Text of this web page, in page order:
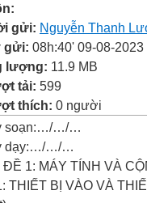
gửi: Nguyễn Thanh
gửi: 08h:40' 09-08-2023
lượng: 11.9 MB
tải: 599
thích: 0 người
soạn:…/…/…
dạy:…/…/…
ĐỀ 1: MÁY TÍNH VÀ
THIẾT BỊ VÀO VÀ